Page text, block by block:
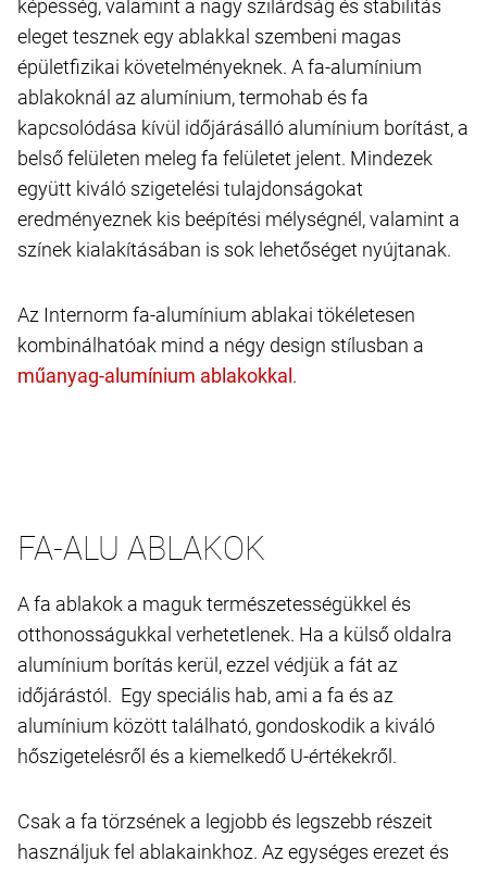
képesség, valamint a nagy szilárdság és stabilitás
eleget tesznek egy ablakkal szembeni magas
épületfizikai követelményeknek. A fa-alumínium
ablakoknál az alumínium, termohab és fa
kapcsolódása kívül időjárásálló alumínium borítást, a
belső felületen meleg fa felületet jelent. Mindezek
együtt kiváló szigetelési tulajdonságokat
eredményeznek kis beépítési mélységnél, valamint a
színek kialakításában is sok lehetőséget nyújtanak.
Az Internorm fa-alumínium ablakai tökéletesen
kombinálhatóak mind a négy design stílusban a
.
FA-ALU ABLAKOK
A fa ablakok a maguk természetességükkel és
otthonosságukkal verhetetlenek. Ha a külső oldalra
alumínium borítás kerül, ezzel védjük a fát az
időjárástól. Egy speciális hab, ami a fa és az
alumínium között található, gondoskodik a kiváló
hőszigetelésről és a kiemelkedő U-értékekről.
Csak a fa törzsének a legjobb és legszebb részeit
használjuk fel ablakainkhoz. Az egységes erezet és